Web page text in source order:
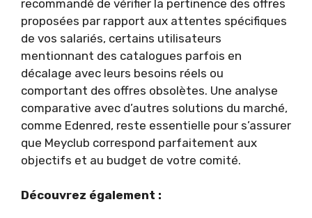
recommandé de vérifier la pertinence des offres
proposées par rapport aux attentes spécifiques
de vos salariés, certains utilisateurs
mentionnant des catalogues parfois en
décalage avec leurs besoins réels ou
comportant des offres obsolètes. Une analyse
comparative avec d’autres solutions du marché,
comme Edenred, reste essentielle pour s’assurer
que Meyclub correspond parfaitement aux
objectifs et au budget de votre comité.
Découvrez également :